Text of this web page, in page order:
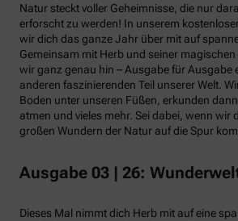
Natur steckt voller Geheimnisse, die nur
erforscht zu werden! In unserem
wir dich das ganze Jahr über mit auf
Gemeinsam mit Herb und seiner
wir ganz genau hin – Ausgabe für Ausgabe
anderen faszinierenden Teil unserer Welt.
Boden unter unseren Füßen, erkunden
atmen und vieles mehr. Sei dabei, wenn wir
großen Wundern der Natur auf die Spur
Ausgabe 03 | 26:
Dieses Mal nimmt dich Herb mit auf eine